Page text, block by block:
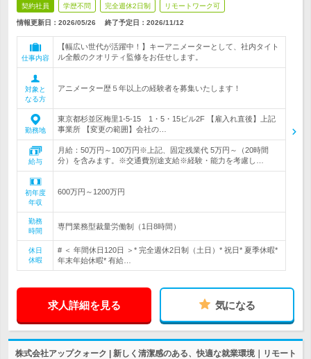
契約社員 学歴不問 完全週休2日制 リモートワーク可
情報更新日：2026/05/26 終了予定日： 2026/11/12
仕事内容
【幅広い世代が活躍中！】キーアニメーターとして、社内タイト
ル全般のクオリティ監修をお任せします。
対象と
なる方
アニメーター歴５年以上の経験者を募集いたします！
勤務地
東京都杉並区梅里1-5-15 1・5・15ビル2F 【雇入れ直後】上記
事業所 【変更の範囲】会社の…
給与
月給：50万円～100万円※上記、固定残業代 5万円～（20時間
分）を含みます。※交通費別途支給※経験・能力を考慮し…
初年度
年収
600万円～1200万円
勤務
時間
専門業務型裁量労働制（1日8時間）
休日
休暇
# ＜ 年間休日120日 ＞* 完全週休2日制（土日）* 祝日* 夏季休暇*
年末年始休暇* 有給…
求人詳細を見る 気になる
株式会社アップクォーク | 新しく清潔感のある、快適な就業環境｜リモート